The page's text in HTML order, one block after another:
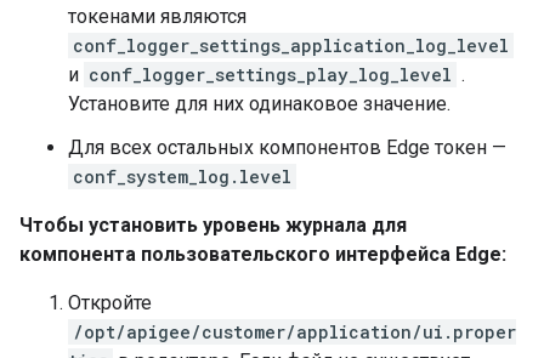
токенами являются
conf_logger_settings_application_log_level
и conf_logger_settings_play_log_level .
Установите для них одинаковое значение.
Для всех остальных компонентов Edge токен —
conf_system_log.level
Чтобы установить уровень журнала для
компонента пользовательского интерфейса Edge:
Откройте
/opt/apigee/customer/application/ui.proper